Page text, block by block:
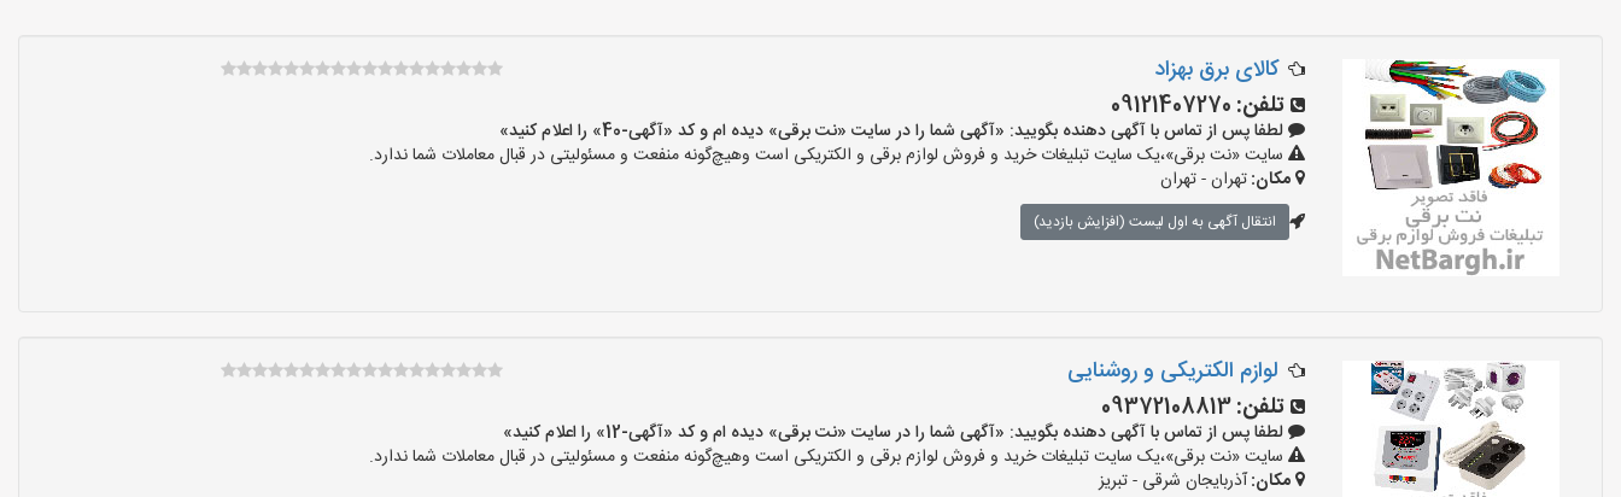
کالای برق بهزاد
تلفن: 09121407270
لطفا پس از تماس با آگهی دهنده بگویید: «آگهی شما را در سایت «نت برقی» دیده ام و کد «آگهی-40» را اعلام کنید»
سایت «نت برقی»،یک سایت تبلیغات خرید و فروش لوازم برقی و الکتریکی است وهیچ‌گونه منفعت و مسئولیتی در قبال معاملات شما ندارد.
مکان:تهران - تهران
انتقال آگهی به اول لیست (افزایش بازدید)
لوازم الکتریکی و روشنایی
تلفن:09372108813
لطفا پس از تماس با آگهی دهنده بگویید: «آگهی شما را در سایت «نت برقی» دیده ام و کد «آگهی-12» را اعلام کنید»
سایت «نت برقی»،یک سایت تبلیغات خرید و فروش لوازم برقی و الکتریکی است وهیچ‌گونه منفعت و مسئولیتی در قبال معاملات شما ندارد.
مکان:آذربایجان شرقی - تبریز